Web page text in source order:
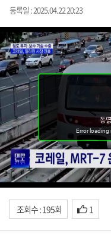
등록일 : 2025.04.22 20:23
조회수 : 195회 1